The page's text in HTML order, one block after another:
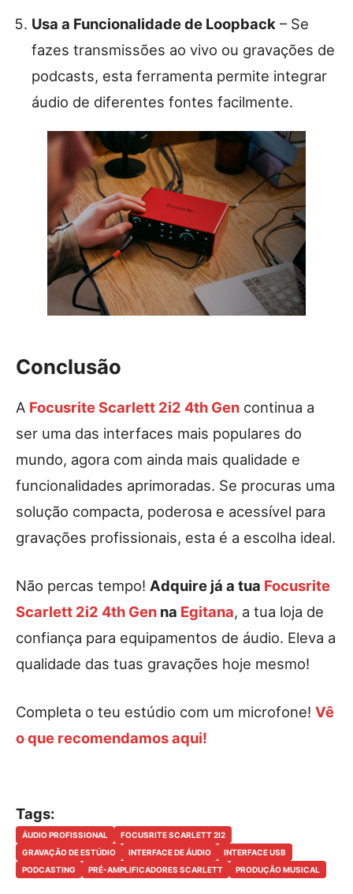
Usa a Funcionalidade de Loopback – Se
fazes transmissões ao vivo ou gravações de
podcasts, esta ferramenta permite integrar
áudio de diferentes fontes facilmente.
Conclusão
A Focusrite Scarlett 2i2 4th Gen continua a
ser uma das interfaces mais populares do
mundo, agora com ainda mais qualidade e
funcionalidades aprimoradas. Se procuras uma
solução compacta, poderosa e acessível para
gravações profissionais, esta é a escolha ideal.
Não percas tempo! Adquire já a tua Focusrite
Scarlett 2i2 4th Gen na Egitana, a tua loja de
confiança para equipamentos de áudio. Eleva a
qualidade das tuas gravações hoje mesmo!
Completa o teu estúdio com um microfone! Vê
o que recomendamos aqui!
Tags:
ÁUDIO PROFISSIONAL
FOCUSRITE SCARLETT 2I2
GRAVAÇÃO DE ESTÚDIO
INTERFACE DE ÁUDIO
INTERFACE USB
PODCASTING
PRÉ-AMPLIFICADORES SCARLETT PRODUÇÃO MUSICAL